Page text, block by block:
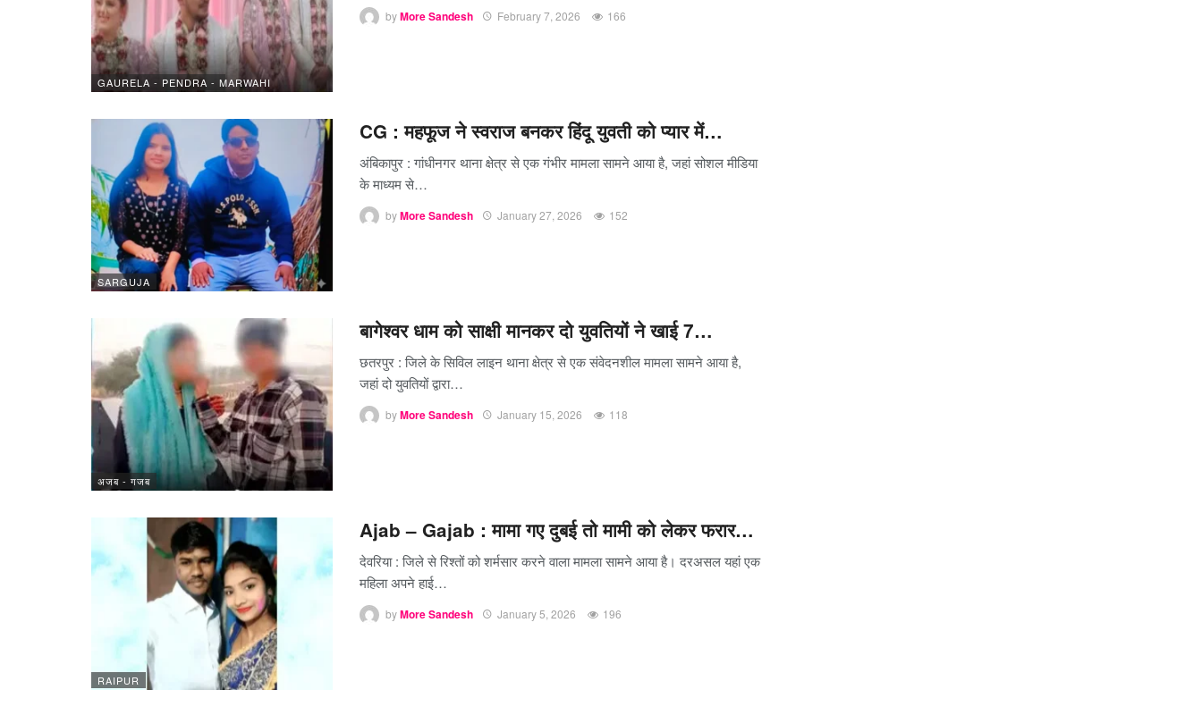
GAURELA - PENDRA - MARWAHI
byMore Sandesh February 7, 2026 166
SARGUJA
CG : महफूज ने स्वराज बनकर हिंदू युवती को प्यार में…
अंबिकापुर : गांधीनगर थाना क्षेत्र से एक गंभीर मामला सामने आया है, जहां सोशल मीडिया
के माध्यम से…
byMore Sandesh January 27, 2026 152
अजब - गजब
बागेश्वर धाम को साक्षी मानकर दो युवतियों ने खाई 7…
छतरपुर : जिले के सिविल लाइन थाना क्षेत्र से एक संवेदनशील मामला सामने आया है,
जहां दो युवतियों द्वारा…
byMore Sandesh January 15, 2026 118
RAIPUR
Ajab – Gajab : मामा गए दुबई तो मामी को लेकर फरार…
देवरिया : जिले से रिश्तों को शर्मसार करने वाला मामला सामने आया है। दरअसल यहां एक
महिला अपने हाई…
byMore Sandesh January 5, 2026 196